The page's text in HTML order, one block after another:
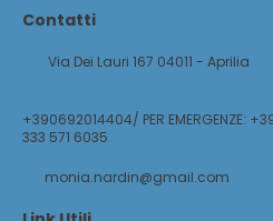
Contatti
Via Dei Lauri 167 04011 - Aprilia
+390692014404/ PER EMERGENZE:
333 571 6035
monia.nardin@gmail.com